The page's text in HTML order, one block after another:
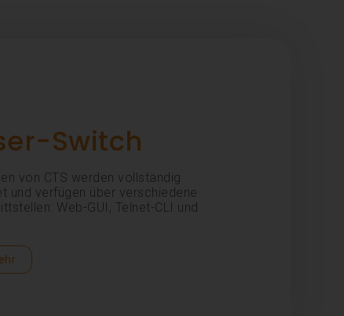
Switch
von CTS werden vollständig
und verfügen über verschiedene
Web-GUI, Telnet-CLI und